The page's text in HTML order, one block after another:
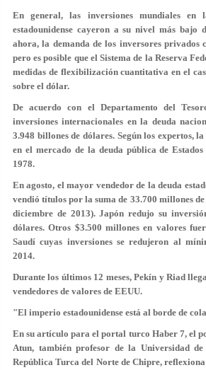
En general, las inversiones mundiales en
estadounidense cayeron a su nivel más bajo
ahora, la demanda de los inversores privados
pero es posible que el Sistema de la Reserva
medidas de flexibilización cuantitativa en el
sobre el dólar.
De acuerdo con el Departamento del
inversiones internacionales en la deuda
3.948 billones de dólares. Según los expertos,
en el mercado de la deuda pública de
1978.
En agosto, el mayor vendedor de la deuda
vendió títulos por la suma de 33.700 millones
diciembre de 2013). Japón redujo su
dólares. Otros $3.500 millones en valores
Saudí cuyas inversiones se redujeron al
2014.
Durante los últimos 12 meses, Pekín y Riad
vendedores de valores de EEUU.
"El imperio estadounidense está al borde de
En su artículo para el portal turco Haber 7, el
Atun, también profesor de la Universidad
República Turca del Norte de Chipre,